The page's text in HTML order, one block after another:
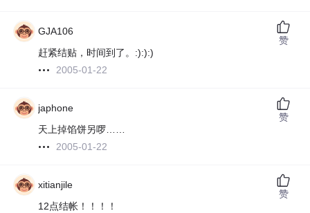
GJA106
赶紧结贴，时间到了。:):):)
2005-01-22
赞
japhone
天上掉馅饼另啰……
2005-01-22
赞
xitianjile
12点结帐！！！！
赞